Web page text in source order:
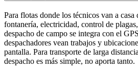
Para flotas donde los técnicos van a
fontanería, electricidad, control de
despacho de campo se integra con el
despachadores vean trabajos y
pantalla. Para transporte de larga
despacho es más simple, no aporta tanto.